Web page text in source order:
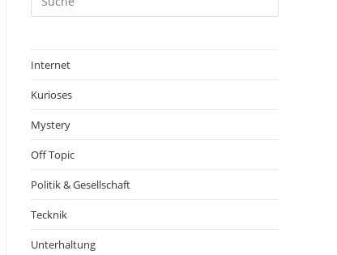
Internet
Kurioses
Mystery
Off Topic
Politik & Gesellschaft
Tecknik
Unterhaltung